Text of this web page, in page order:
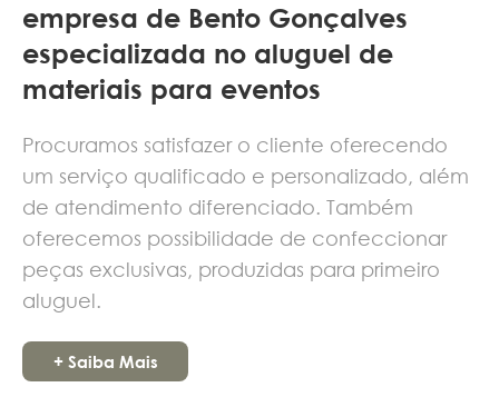
empresa de Bento Gonçalves
especializada no aluguel de
materiais para eventos
Procuramos satisfazer o cliente oferecendo
um serviço qualificado e personalizado, além
de atendimento diferenciado. Também
oferecemos possibilidade de confeccionar
peças exclusivas, produzidas para primeiro
aluguel.
+ Saiba Mais